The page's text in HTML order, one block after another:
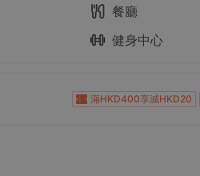
餐廳
健身中心
滿HKD400享減HKD20